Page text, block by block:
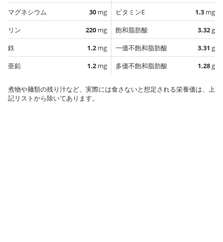
マグネシウム
30 mg
リン
220 mg
鉄
1.2 mg
亜鉛
1.2 mg
ビタミンE
1.3 mg
飽和脂肪酸
3.32g
一価不飽和脂肪酸
3.31 g
多価不飽和脂肪酸
1.28g
煮物や麺類の残り汁など、実際には食さないと想定される栄養価は、上
記リストから除いてあります。